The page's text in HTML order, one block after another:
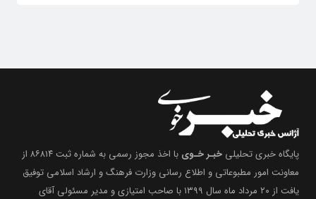
پایگاه خبری تحلیلی خبـر خـوی
با اخذ مجوز رسمی به شماره ثبت ۸۶۸۱۴ از
معاونت امور مطبوعاتی و اطلاع رسانی وزارت فرهنگ و ارشاد اسلامی توفیق
یافت از ۲۰ مرداد ماه سال ۱۳۹۹ با صاحب امتیازی و مدیر مسئولی آقای